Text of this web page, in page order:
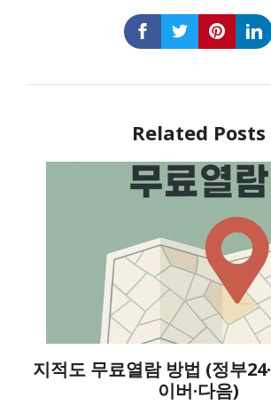
Related Posts
지적도 무료열람 방법 (정부
이버·다음)